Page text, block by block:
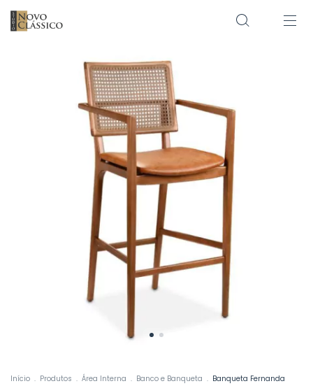
Início . Produtos . Área Interna . Banco e Banqueta . Banqueta Fernanda